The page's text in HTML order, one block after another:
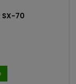
SX-70